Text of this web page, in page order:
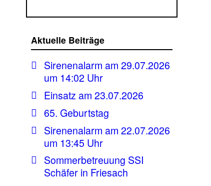
Aktuelle Beiträge
Sirenenalarm am 29.07.2026
um 14:02 Uhr
Einsatz am 23.07.2026
65. Geburtstag
Sirenenalarm am 22.07.2026
um 13:45 Uhr
Sommerbetreuung SSI
Schäfer in Friesach